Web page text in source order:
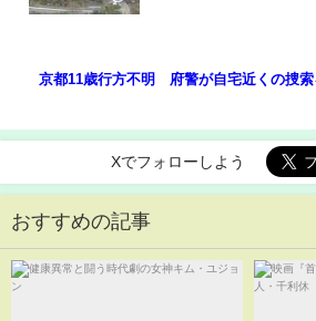
京都11歳行方不明 府警が自宅近くの捜索
Xでフォローしよう
おすすめの記事